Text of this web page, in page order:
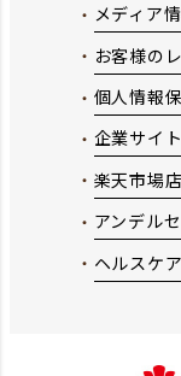
メディア
お客様の
個人情報
企業サイト
楽天市場店
アンデル
ヘルスケ